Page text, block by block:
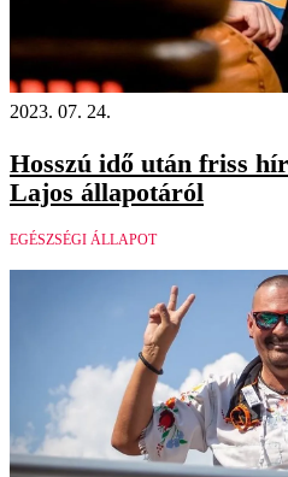
2023. 07. 24.
Hosszú idő után friss
Lajos állapotáról
EGÉSZSÉGI ÁLLAPOT